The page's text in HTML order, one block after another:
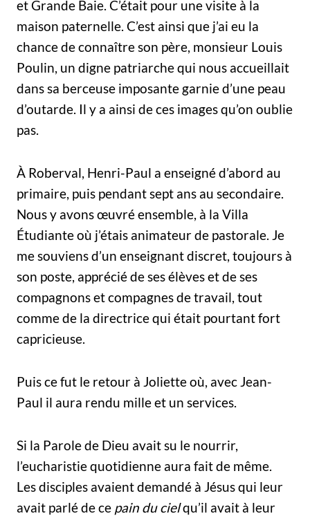
et Grande Baie. C’était pour une visite à la
maison paternelle. C’est ainsi que j’ai eu la
chance de connaître son père, monsieur Louis
Poulin, un digne patriarche qui nous accueillait
dans sa berceuse imposante garnie d’une peau
d’outarde. Il y a ainsi de ces images qu’on oublie
pas.
À Roberval, Henri-Paul a enseigné d’abord au
primaire, puis pendant sept ans au secondaire.
Nous y avons œuvré ensemble, à la Villa
Étudiante où j’étais animateur de pastorale. Je
me souviens d’un enseignant discret, toujours à
son poste, apprécié de ses élèves et de ses
compagnons et compagnes de travail, tout
comme de la directrice qui était pourtant fort
capricieuse.
Puis ce fut le retour à Joliette où, avec Jean-
Paul il aura rendu mille et un services.
Si la Parole de Dieu avait su le nourrir,
l’eucharistie quotidienne aura fait de même.
Les disciples avaient demandé à Jésus qui leur
avait parlé de ce pain du cielqu’il avait à leur